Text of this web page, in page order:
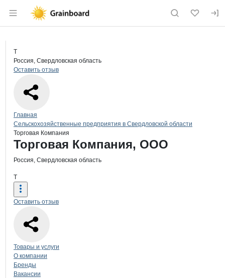
Раздел навигации по сайту
Страница компании
Страница компании
Краткая информация о компании
Т
Россия, Свердловская область
Оставить отзыв
Навигация по сайту
Главная
Сельскохозяйственные предприятия в Свердловской области
Торговая Компания
Основная информация о компании
Торговая Компания, ООО
Россия, Свердловская область
Т
Оставить отзыв
Навигация по странице
Товары и услуги
О компании
Бренды
Вакансии